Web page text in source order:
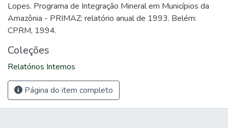
Lopes. Programa de Integração Mineral em Municípios da
Amazônia - PRIMAZ: relatório anual de 1993. Belém:
CPRM, 1994.
Coleções
Relatórios Internos
Página do item completo